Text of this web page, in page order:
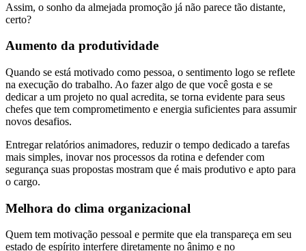
Assim, o sonho da almejada promoção já não parece tão distante,
certo?
Aumento da produtividade
Quando se está motivado como pessoa, o sentimento logo se reflete
na execução do trabalho. Ao fazer algo de que você gosta e se
dedicar a um projeto no qual acredita, se torna evidente para seus
chefes que tem comprometimento e energia suficientes para assumir
novos desafios.
Entregar relatórios animadores, reduzir o tempo dedicado a tarefas
mais simples, inovar nos processos da rotina e defender com
segurança suas propostas mostram que é mais produtivo e apto para
o cargo.
Melhora do clima organizacional
Quem tem motivação pessoal e permite que ela transpareça em seu
estado de espírito interfere diretamente no ânimo e no